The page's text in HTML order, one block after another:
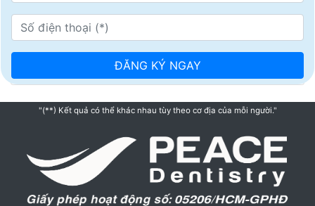
"(**) Kết quả có thể khác nhau tùy theo cơ địa của mỗi người."